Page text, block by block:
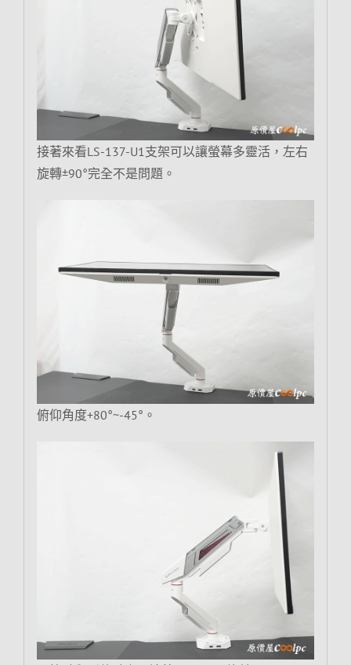
接著來看LS-137-U1支架可以讓螢幕多靈活，左右
旋轉±90°完全不是問題。
俯仰角度+80°~-45°。